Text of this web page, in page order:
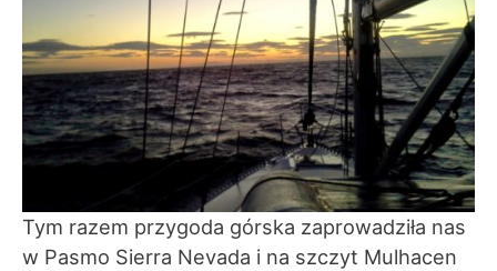
Tym razem przygoda górska zaprowadziła nas
w Pasmo Sierra Nevada i na szczyt Mulhacen